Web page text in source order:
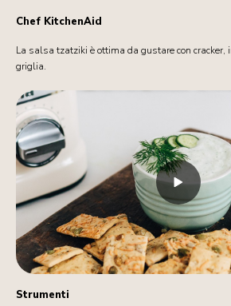
Strumenti
Chef KitchenAid
La salsa tzatziki è ottima da gustare con cracker,
griglia.